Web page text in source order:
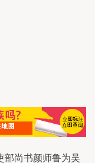
尚书颜师鲁为吴